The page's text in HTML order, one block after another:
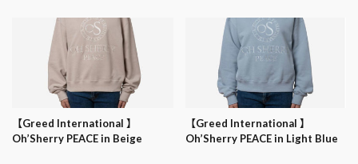
【Greed International 】
Oh’Sherry PEACE in Beige
【Greed International 】
Oh’Sherry PEACE in Light Blue